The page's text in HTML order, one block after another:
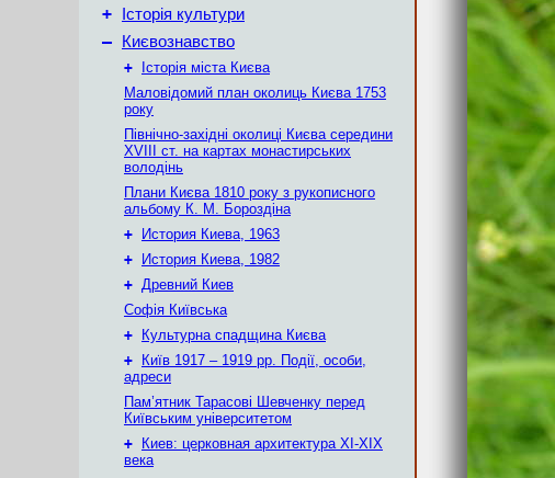
+ Історія культури
– Києвознавство
+
Історія міста Києва
Маловідомий план околиць Києва 1753
року
Північно-західні околиці Києва середини
XVIII ст. на картах монастирських
володінь
Плани Києва 1810 року з рукописного
альбому К. М. Бороздіна
+
История Киева, 1963
+
История Киева, 1982
+ Древний Киев
Софія Київська
+
Культурна спадщина Києва
+
Київ 1917 – 1919 рр. Події, особи,
адреси
Пам’ятник Тарасові Шевченку перед
Київським університетом
+
Киев: церковная архитектура XI-XIX
века